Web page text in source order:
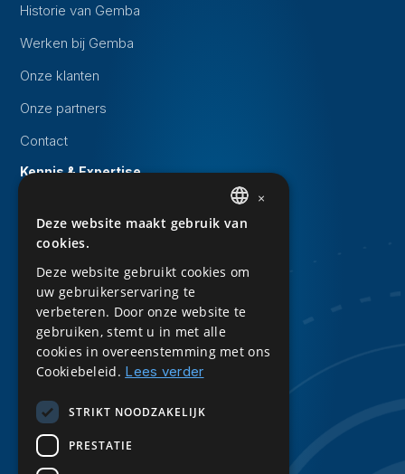
Historie van Gemba
Werken bij Gemba
Onze klanten
Onze partners
Contact
Kennis & Expertise
Whitepapers
Kennisbank
Downloads
Privacy Statement
Sitemap
LinkedIn
DUTCH
×
Deze website maakt gebruik van
cookies.
Deze website gebruikt cookies om
uw gebruikerservaring te
verbeteren. Door onze website te
gebruiken, stemt u in met alle
cookies in overeenstemming met ons
Cookiebeleid. Lees verder
STRIKT NOODZAKELIJK
PRESTATIE